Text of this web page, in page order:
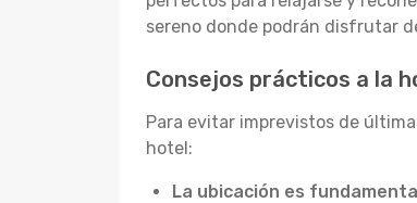
sereno donde podrán disfrutar
Consejos prácticos a la
Para evitar imprevistos de
hotel:
La ubicación es